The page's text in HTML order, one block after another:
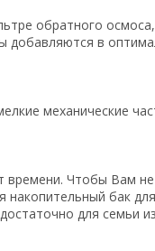
обратного
в
механические
Чтобы Вам
бак
для семьи